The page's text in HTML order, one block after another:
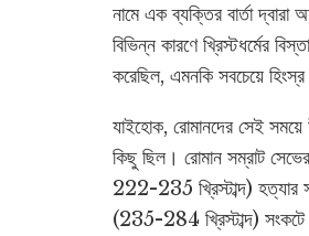
নামে এক ব্যক্তির বার্তা দ্বারা
বিভিন্ন কারণে খ্রিস্টধর্মের
করেছিল, এমনকি সবচেয়ে
যাইহোক, রোমানদের সেই
কিছু ছিল। রোমান সম্রাট
222-235 খ্রিস্টাব্দ) হত্যার
(235-284 খ্রিস্টাব্দ) সংকটে